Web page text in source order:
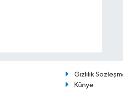
Gizlilik
Künye